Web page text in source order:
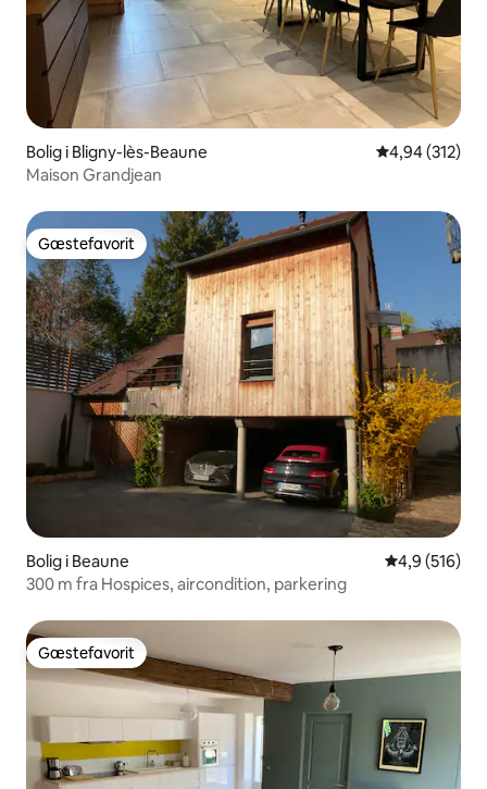
Bolig i Bligny-lès-Beaune 4,94 ud af 5 i
4,94 (312)
Maison Grandjean
Gæstefavorit
Gæstefavorit
Bolig i Beaune 4,9 ud af 5 i
4,9 (516)
300 m fra Hospices, aircondition, parkering
Gæstefavorit
Gæstefavorit